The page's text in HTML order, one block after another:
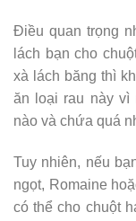
Điều quan trọng
lách bạn cho
xà lách băng thì
ăn loại rau này vì
nào và chứa quá
Tuy nhiên, nếu
ngọt, Romaine
có thể cho chuột